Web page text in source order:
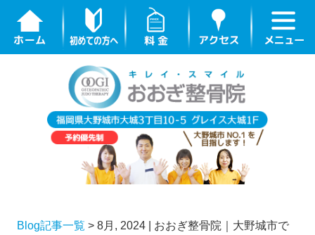
Blog記事一覧 > 8月, 2024 | おおぎ整骨院｜大野城市で